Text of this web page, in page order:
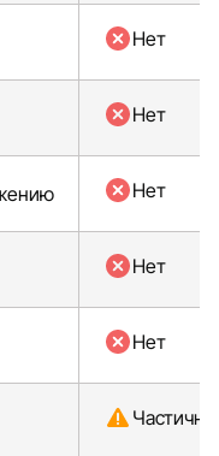
Нет
Нет
Нет
Нет
Нет
Частично